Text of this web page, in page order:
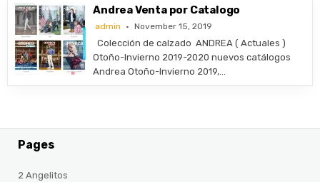
Andrea Venta por Catalogo
admin November 15, 2019
Colección de calzado ANDREA ( Actuales )
Otoño-Invierno 2019-2020 nuevos catálogos
Andrea Otoño-Invierno 2019,…
Pages
2 Angelitos